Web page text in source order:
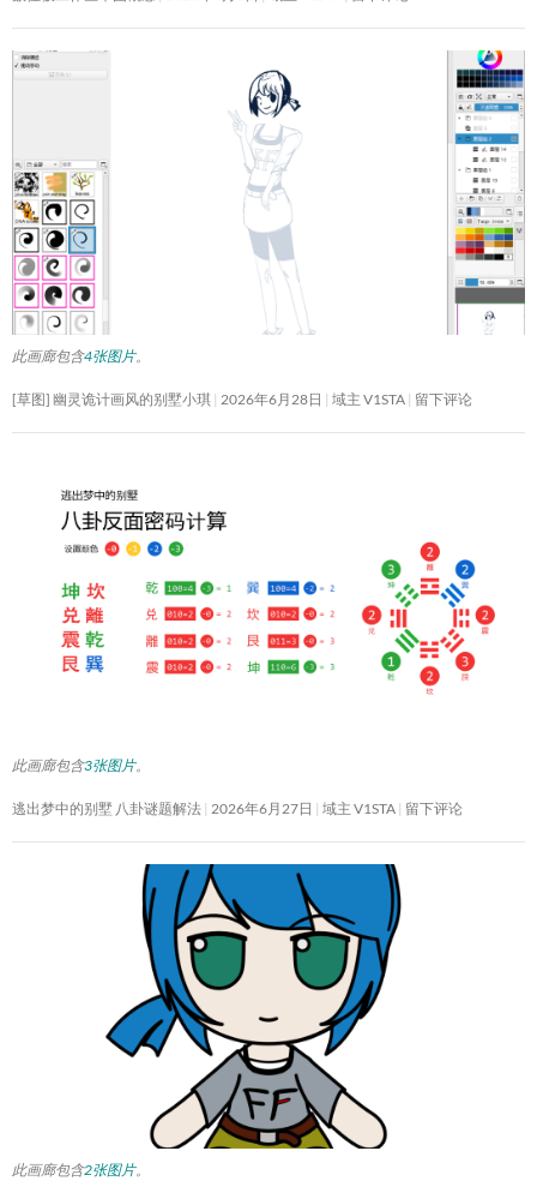
此画廊包含4张图片。
[草图] 幽灵诡计画风的别墅小琪 2026年6月28日 域主 V1STA 留下评论
此画廊包含3张图片。
逃出梦中的别墅 八卦谜题解法 2026年6月27日 域主 V1STA 留下评论
此画廊包含2张图片。